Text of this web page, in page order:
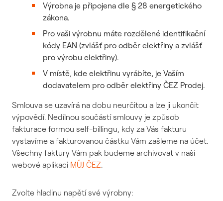
Výrobna je připojena dle § 28 energetického
zákona.
Pro vaši výrobnu máte rozdělené identifikační
kódy EAN (zvlášť pro odběr elektřiny a zvlášť
pro výrobu elektřiny).
V místě, kde elektřinu vyrábíte, je Vaším
dodavatelem pro odběr elektřiny ČEZ Prodej.
Smlouva se uzavírá na dobu neurčitou a lze ji ukončit
výpovědí. Nedílnou součástí smlouvy je způsob
fakturace formou self-billingu, kdy za Vás fakturu
vystavíme a fakturovanou částku Vám zašleme na účet.
Všechny faktury Vám pak budeme archivovat v naší
webové aplikaci MŮJ ČEZ.
Zvolte hladinu napětí své výrobny: